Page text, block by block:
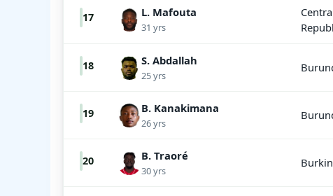
17 L. Mafouta
31 yrs
18 S. Abdallah
25 yrs
19 B. Kanakimana
26 yrs
20 B. Traoré
30 yrs